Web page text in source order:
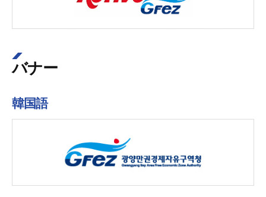
バナー
韓国語